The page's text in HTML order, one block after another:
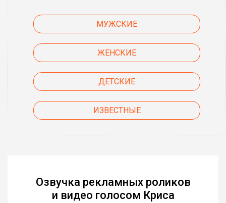
МУЖСКИЕ
ЖЕНСКИЕ
ДЕТСКИЕ
ИЗВЕСТНЫЕ
Озвучка рекламных роликов
и видео голосом Криса